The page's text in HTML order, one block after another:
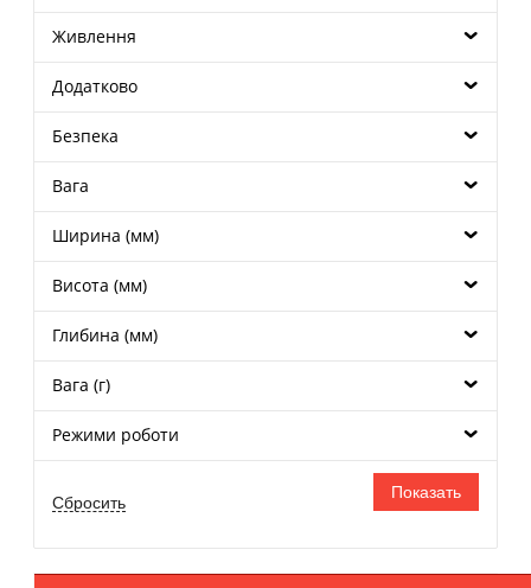
Живлення
Додатково
Безпека
Вага
Ширина (мм)
Висота (мм)
Глибина (мм)
Вага (г)
Режими роботи